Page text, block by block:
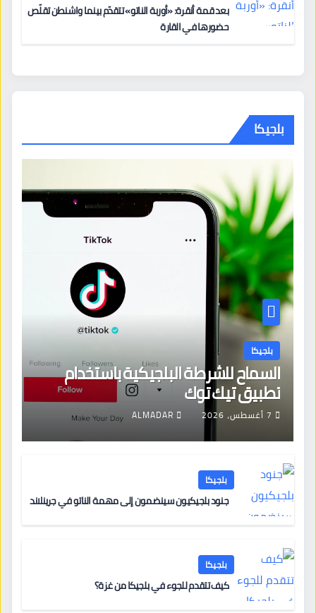
بعد قمة أنقرة: «أوربة الناتو» تتقدّم بينما واشنطن تقلّص
حضورها في القارة
بلجيكا
بلجيكا
السماح للشرطة البلجيكية باستخدام
تطبيق تيك توك
7 أغسطس، 2026 ALMADAR
بلجيكا
جنود بلجيكيون سينضمون إلى مهمة الناتو في جرينلاند
بلجيكا
كيف تتقدم للجوء في بلجيكا من غزة؟